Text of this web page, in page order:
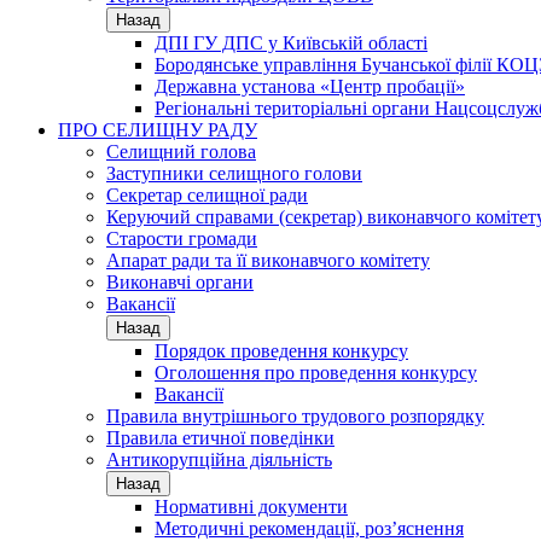
Назад
ДПІ ГУ ДПС у Київській області
Бородянське управління Бучанської філії
Державна установа «Центр пробації»
Регіональні територіальні органи
ПРО СЕЛИЩНУ РАДУ
Селищний голова
Заступники селищного голови
Секретар селищної ради
Керуючий справами (секретар) виконавчого
Старости громади
Апарат ради та її виконавчого комітету
Виконавчі органи
Вакансії
Назад
Порядок проведення конкурсу
Оголошення про проведення конкурсу
Вакансії
Правила внутрішнього трудового розпорядку
Правила етичної поведінки
Антикорупційна діяльність
Назад
Нормативні документи
Методичні рекомендації, роз’яснення